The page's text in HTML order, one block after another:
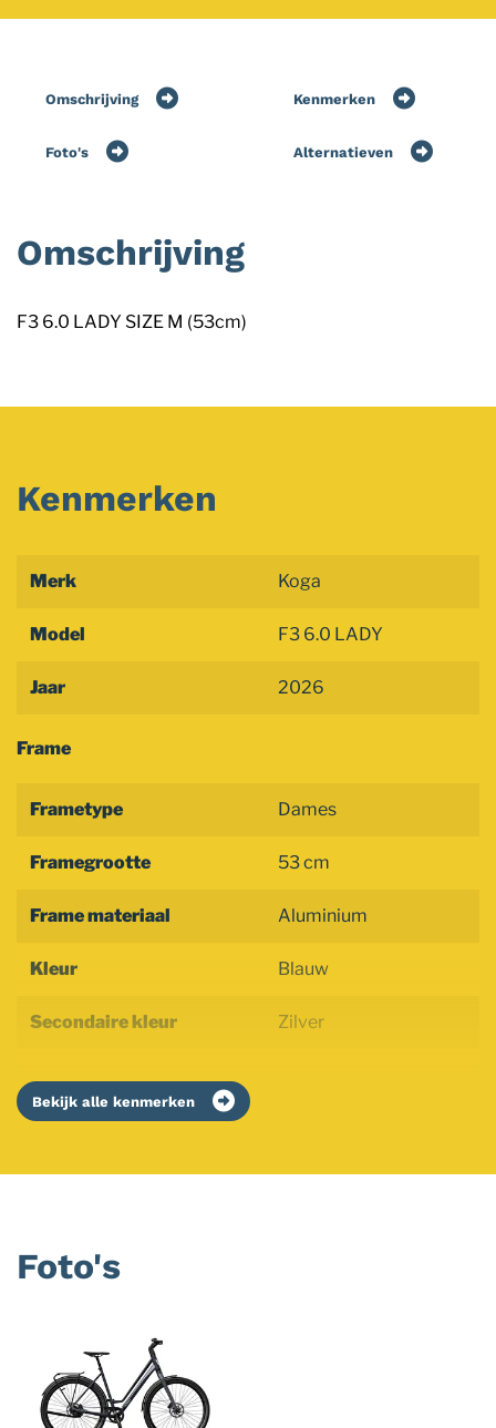
Omschrijving Kenmerken
Foto's Alternatieven
Omschrijving
F3 6.0 LADY SIZE M (53cm)
Kenmerken
Merk Koga
Model F3 6.0 LADY
Jaar 2026
Frame
Frametype Dames
Framegrootte 53 cm
Frame materiaal Aluminium
Kleur Blauw
Secondaire kleur Zilver
Bekijk alle kenmerken
Foto's